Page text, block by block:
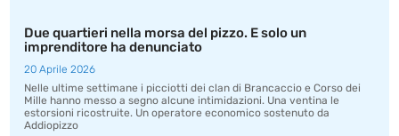
Due quartieri nella morsa del pizzo. E solo un
imprenditore ha denunciato
20 Aprile 2026
Nelle ultime settimane i picciotti dei clan di Brancaccio e Corso dei
Mille hanno messo a segno alcune intimidazioni. Una ventina le
estorsioni ricostruite. Un operatore economico sostenuto da
Addiopizzo